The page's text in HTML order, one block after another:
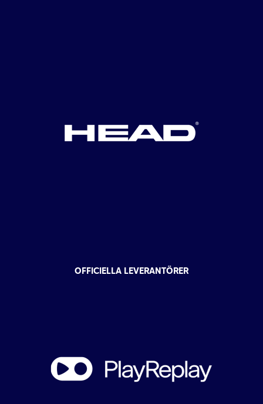
OFFICIELLA LEVERANTÖRER